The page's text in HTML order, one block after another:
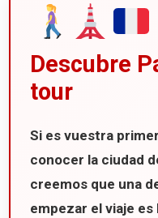
Descubre
tour
Si es vuestra
conocer la ciudad
creemos que una
empezar el viaje es